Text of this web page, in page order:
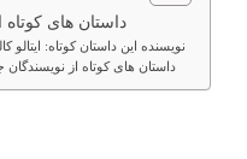
داستان های کوتاه
نویسنده این داستان کوتاه: ایتالو
داستان های کوتاه از نویسندگان